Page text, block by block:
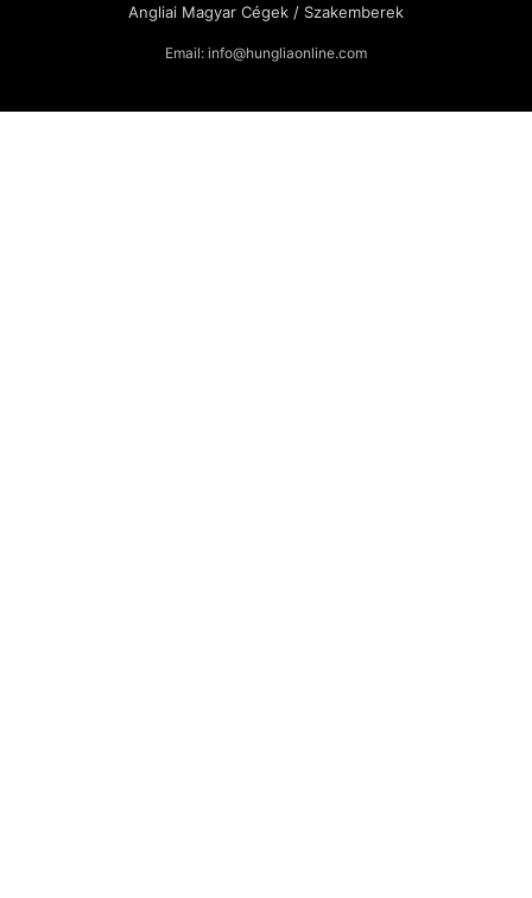
Angliai Magyar Cégek / Szakemberek
Email: info@hungliaonline.com